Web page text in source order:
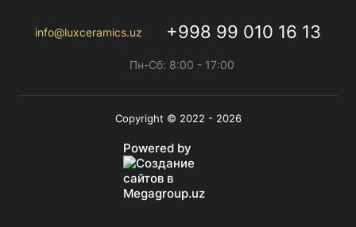
info@luxceramics.uz +998 99 010 16 13
Пн-Сб: 8:00 - 17:00
Copyright © 2022 - 2026
Powered by